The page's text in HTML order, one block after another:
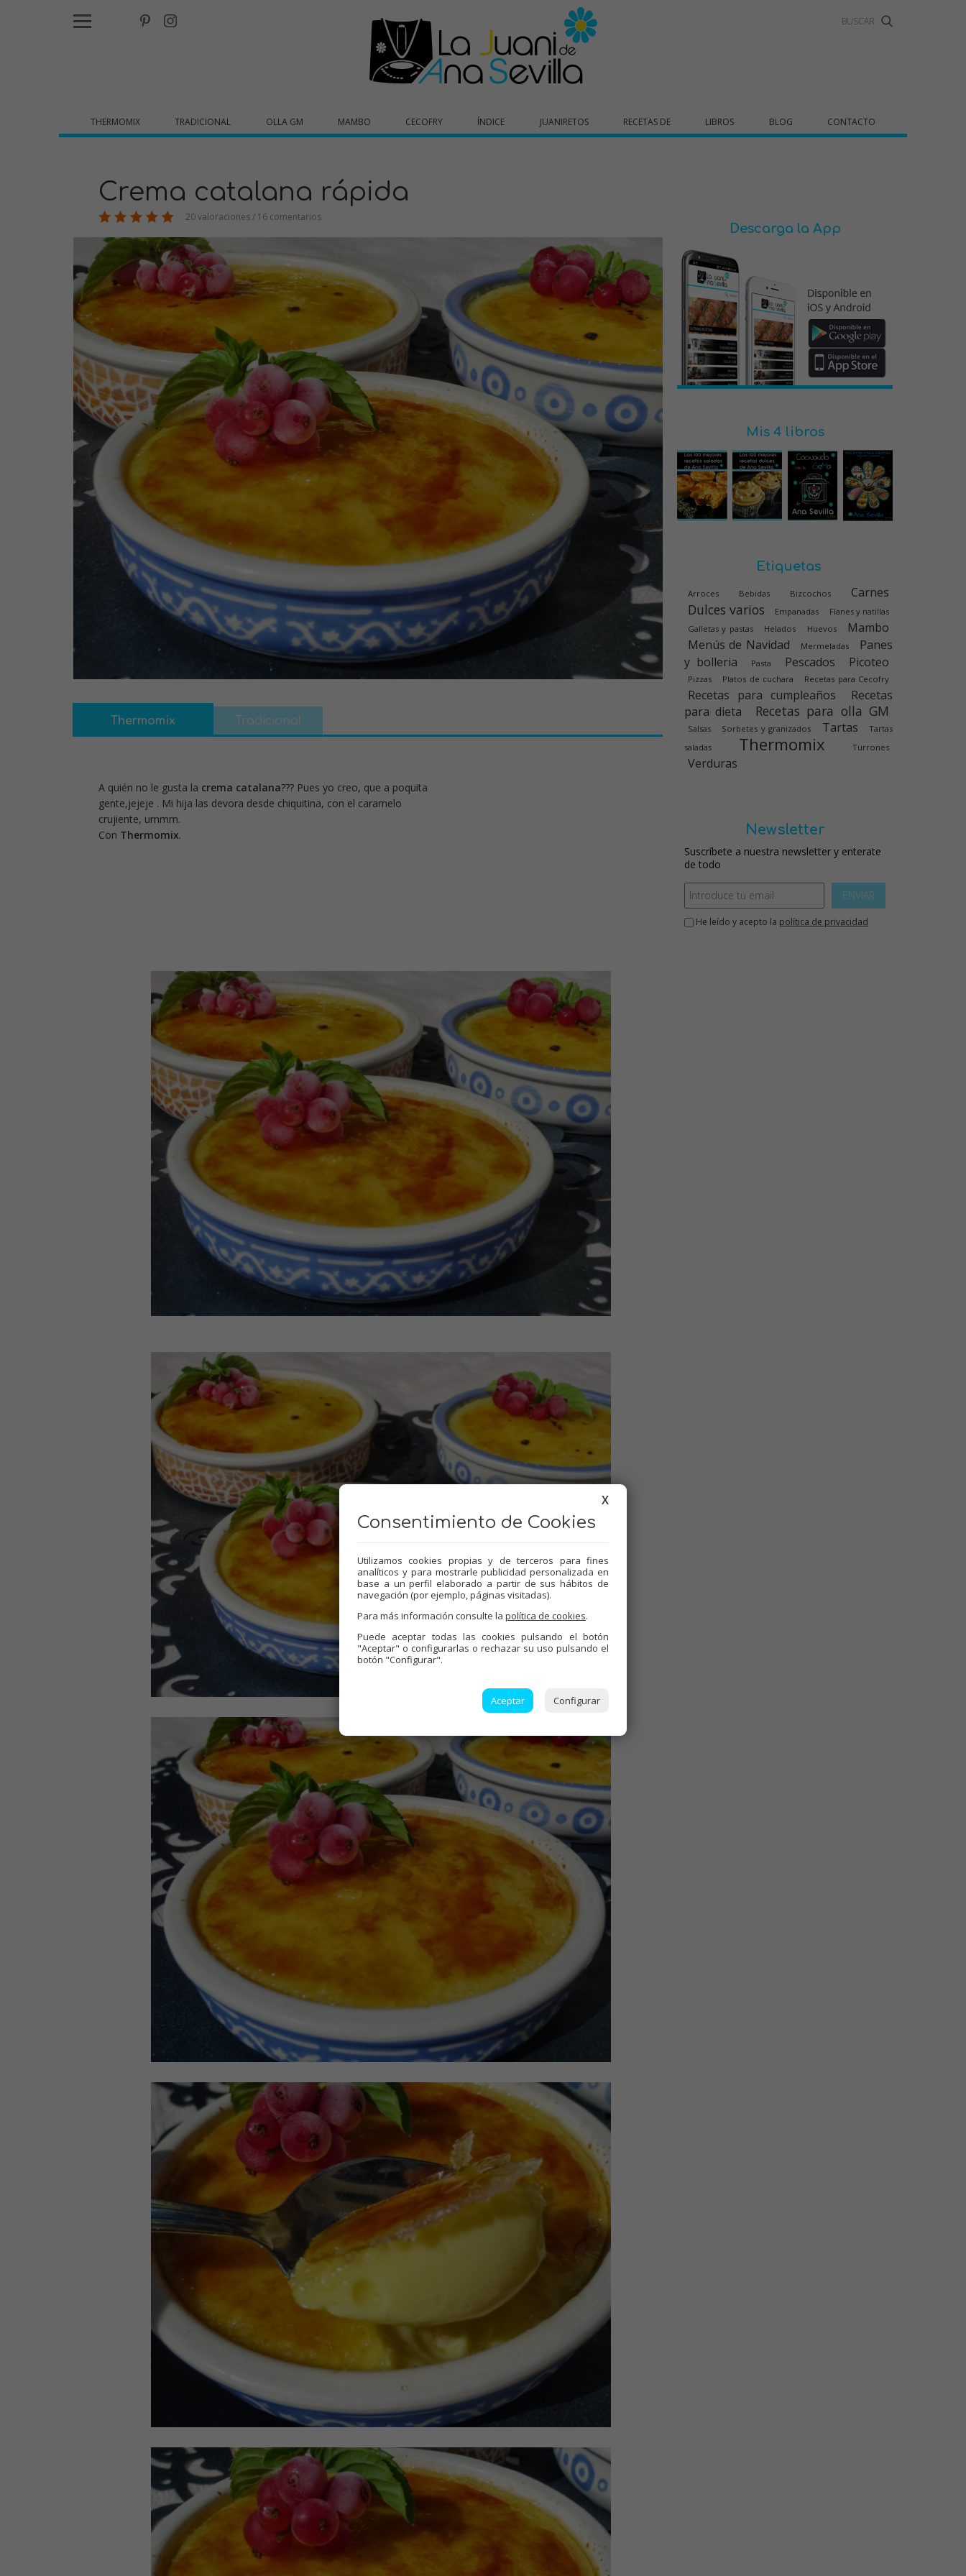
THERMOMIX TRADICIONAL OLLA GM MAMBO CECOFRY ÍNDICE JUANIRETOS RECETAS DE LIBROS BLOG CONTACTO
Crema catalana rápida
20 valoraciones / 16 comentarios
Thermomix Tradicional
A quién no le gusta la crema catalana??? Pues yo creo, que a poquita
gente,jejeje . Mi hija las devora desde chiquitina, con el caramelo
crujiente, ummm.
Con Thermomix.
Descarga la App
Mis 4 libros
Etiquetas
Arroces Bebidas Bizcochos Carnes
Dulces varios Empanadas
Flanes y natillas
Galletas y pastas
Helados Huevos
Mambo
Menús de Navidad
Mermeladas
Panes
y bolleria
Pasta Pescados Picoteo
Pizzas Platos de cuchara Recetas para Cecofry
Recetas para cumpleaños
Recetas
para dieta
Recetas para olla GM
Salsas Sorbetes y granizados Tartas
Tartas
saladas
Thermomix Turrones
Verduras
Newsletter
Suscríbete a nuestra newsletter y enterate
de todo
ENVIAR
He leído y acepto la política de privacidad
X
Consentimiento de Cookies
Utilizamos cookies propias y de terceros para fines
analíticos y para mostrarle publicidad personalizada en
base a un perfil elaborado a partir de sus hábitos de
navegación (por ejemplo, páginas visitadas).
Para más información consulte la política de cookies.
Puede aceptar todas las cookies pulsando el botón
"Aceptar" o configurarlas o rechazar su uso pulsando el
botón "Configurar".
Aceptar Configurar